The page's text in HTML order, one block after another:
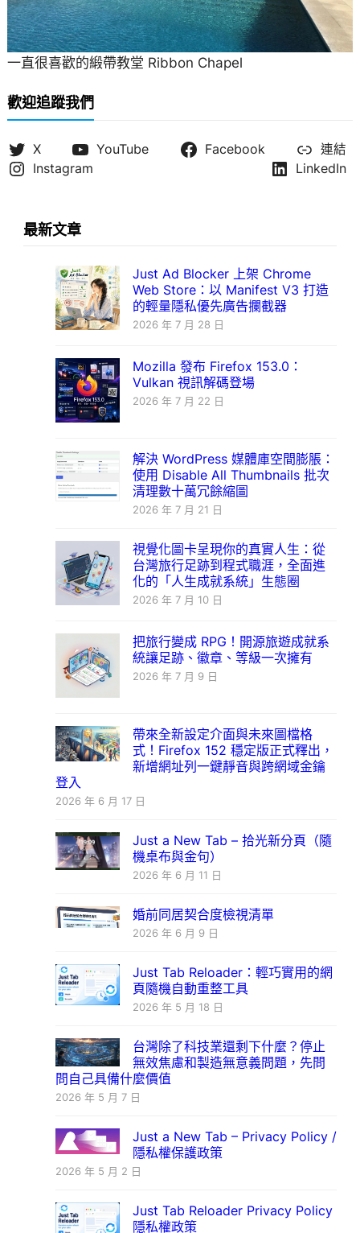
一直很喜歡的緞帶教堂 Ribbon Chapel
歡迎追蹤我們
X YouTube Facebook
連結
Instagram
LinkedIn
最新文章
Just Ad Blocker 上架 Chrome
Web Store：以 Manifest V3 打造
的輕量隱私優先廣告攔截器
2026 年 7 月 28 日
Mozilla 發布 Firefox 153.0：
Vulkan 視訊解碼登場
2026 年 7 月 22 日
解決 WordPress 媒體庫空間膨脹：
使用 Disable All Thumbnails 批次
清理數十萬冗餘縮圖
2026 年 7 月 21 日
視覺化圖卡呈現你的真實人生：從
台灣旅行足跡到程式職涯，全面進
化的「人生成就系統」生態圈
2026 年 7 月 10 日
把旅行變成 RPG！開源旅遊成就系
統讓足跡、徽章、等級一次擁有
2026 年 7 月 9 日
帶來全新設定介面與未來圖檔格
式！Firefox 152 穩定版正式釋出，
新增網址列一鍵靜音與跨網域金鑰
登入
2026 年 6 月 17 日
Just a New Tab – 拾光新分頁（隨
機桌布與金句）
2026 年 6 月 11 日
婚前同居契合度檢視清單
2026 年 6 月 9 日
Just Tab Reloader：輕巧實用的網
頁隨機自動重整工具
2026 年 5 月 18 日
台灣除了科技業還剩下什麼？停止
無效焦慮和製造無意義問題，先問
問自己具備什麼價值
2026 年 5 月 7 日
Just a New Tab – Privacy Policy /
隱私權保護政策
2026 年 5 月 2 日
Just Tab Reloader Privacy Policy
隱私權政策